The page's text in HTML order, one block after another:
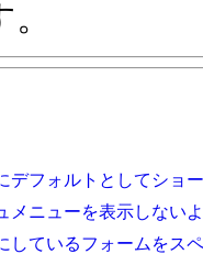
デフォルトとしてショ
メニューを表示しない
しているフォームをス